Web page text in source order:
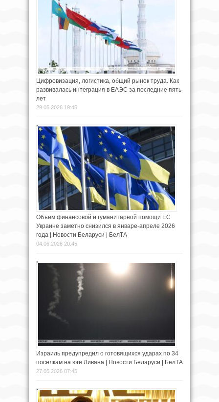
Цифровизация, логистика, общий рынок труда. Как
развивалась интеграция в ЕАЭС за последние пять
лет
29.05.2026 19:45
Объем финансовой и гуманитарной помощи ЕС
Украине заметно снизился в январе-апреле 2026
года | Новости Беларуси | БелТА
04.06.2026 20:45
Израиль предупредил о готовящихся ударах по 34
поселкам на юге Ливана | Новости Беларуси | БелТА
27.05.2026 07:45